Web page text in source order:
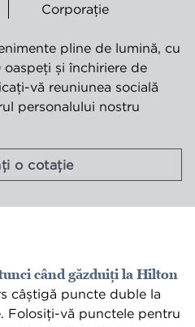
Corporaţie
pline de lumină, cu
și închiriere de
vă reuniunea socială
personalului nostru
o cotație,
când găzduiți la Hilton
câștigă puncte duble la
Folosiți-vă punctele pentru